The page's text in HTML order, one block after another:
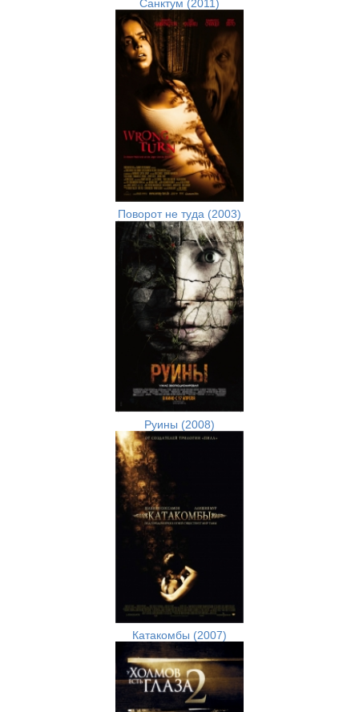
Санктум (2011)
Поворот не туда (2003)
Руины (2008)
Катакомбы (2007)